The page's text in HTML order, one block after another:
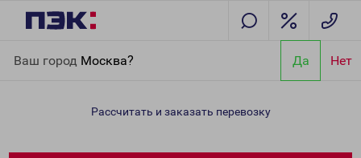
Ваш город Москва? Да Нет
Нижневартовск
Рассчитать и заказать перевозку